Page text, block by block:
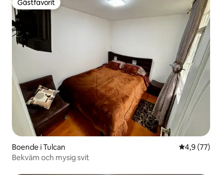
Gästfavorit
Gästfavorit
Boende i Tulcan 4,9 av 5 i
4,9 (77)
Bekväm och mysig svit